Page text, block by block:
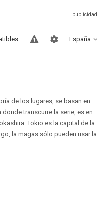
España
de los lugares, se basan en
transcurre la serie, es en
Tokio es la capital de la
la magas sólo pueden usar la